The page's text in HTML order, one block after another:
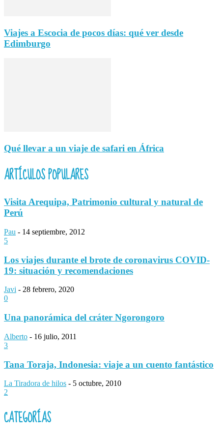
Viajes a Escocia de pocos días: qué ver desde
Edimburgo
Qué llevar a un viaje de safari en África
ARTÍCULOS POPULARES
Visita Arequipa, Patrimonio cultural y natural de
Perú
Pau - 14 septiembre, 2012
5
Los viajes durante el brote de coronavirus COVID-
19: situación y recomendaciones
Javi - 28 febrero, 2020
0
Una panorámica del cráter Ngorongoro
Alberto - 16 julio, 2011
3
Tana Toraja, Indonesia: viaje a un cuento fantástico
La Tiradora de hilos - 5 octubre, 2010
2
CATEGORÍAS